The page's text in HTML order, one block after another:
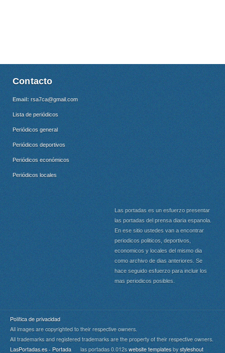
Contacto
Email: rsa7ca@gmail.com
Lista de periódicos
Periódicos general
Periódicos deportivos
Periódicos económicos
Periódicos locales
Las portadas es un esfuerzo presentar
las portadas del prensa diaria espanola.
En ese sitio ustedes van a encontrar
periodicos politicos, deportivos,
economicos y locales del mismo dia
como archivo de dias anteriores. Se
hace seguido esfuerzo para incluir los
mas periodicos posibles.
Política de privacidad
All images are copyrighted to their respective owners.
All trademarks and registered trademarks are the property of their respective owners.
LasPortadas.es - Portada las portadas 0.012s website templates by styleshout